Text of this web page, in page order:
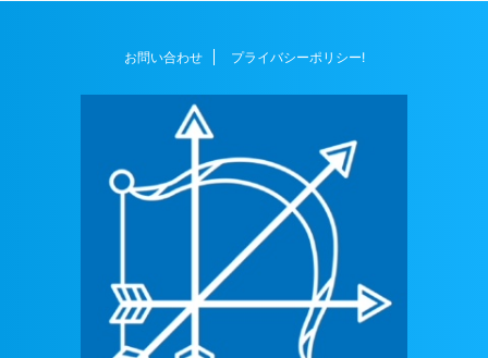
お問い合わせ プライバシーポリシー!